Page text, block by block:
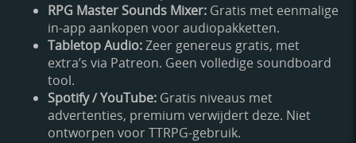
RPG Master Sounds Mixer: Gratis met eenmalige
in-app aankopen voor audiopakketten.
Tabletop Audio:Zeer genereus gratis, met
extra’s via Patreon. Geen volledige soundboard
tool.
Spotify / YouTube: Gratis niveaus met
advertenties, premium verwijdert deze. Niet
ontworpen voor TTRPG-gebruik.